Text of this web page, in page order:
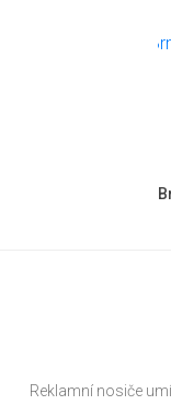
Reklamní nosiče